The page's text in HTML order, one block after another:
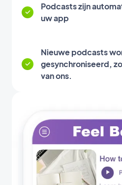
Podcasts zijn
uw app
Nieuwe podcasts
gesynchroniseerd,
van ons.